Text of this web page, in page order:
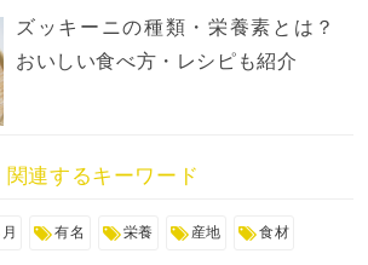
ズッキーニの種類・栄養素とは？
おいしい食べ方・レシピも紹介
関連するキーワード
月 有名 栄養 産地 食材